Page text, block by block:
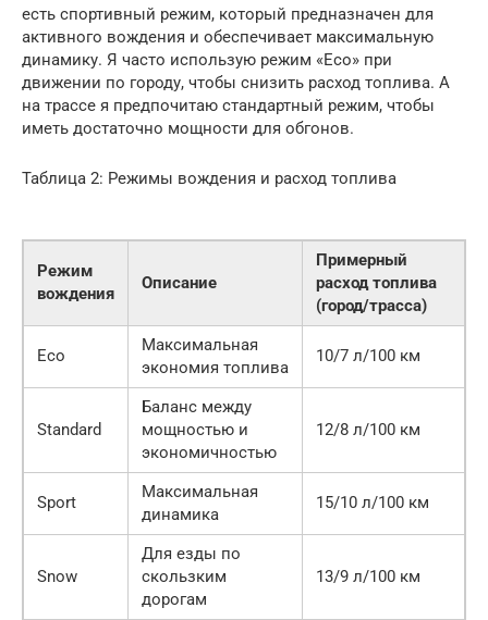
есть спортивный режим, который предназначен для
активного вождения и обеспечивает максимальную
динамику. Я часто использую режим «Eco» при
движении по городу, чтобы снизить расход топлива. А
на трассе я предпочитаю стандартный режим, чтобы
иметь достаточно мощности для обгонов.
Таблица 2: Режимы вождения и расход топлива
Режим
вождения
Описание
Примерный
расход топлива
(город/трасса)
Eco
Максимальная
экономия топлива
10/7 л/100 км
Standard
Баланс между
мощностью и
экономичностью
12/8 л/100 км
Sport
Максимальная
динамика
15/10 л/100 км
Snow
Для езды по
скользким
дорогам
13/9 л/100 км